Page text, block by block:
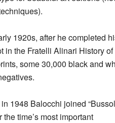
1920s, after he completed
in the Fratelli Alinari History of
some 30,000 black and
1948 Balocchi joined
time’s most important